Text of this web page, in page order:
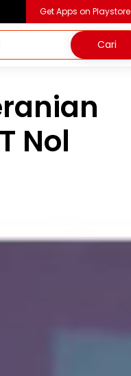
Get Apps on Playstore
Nol